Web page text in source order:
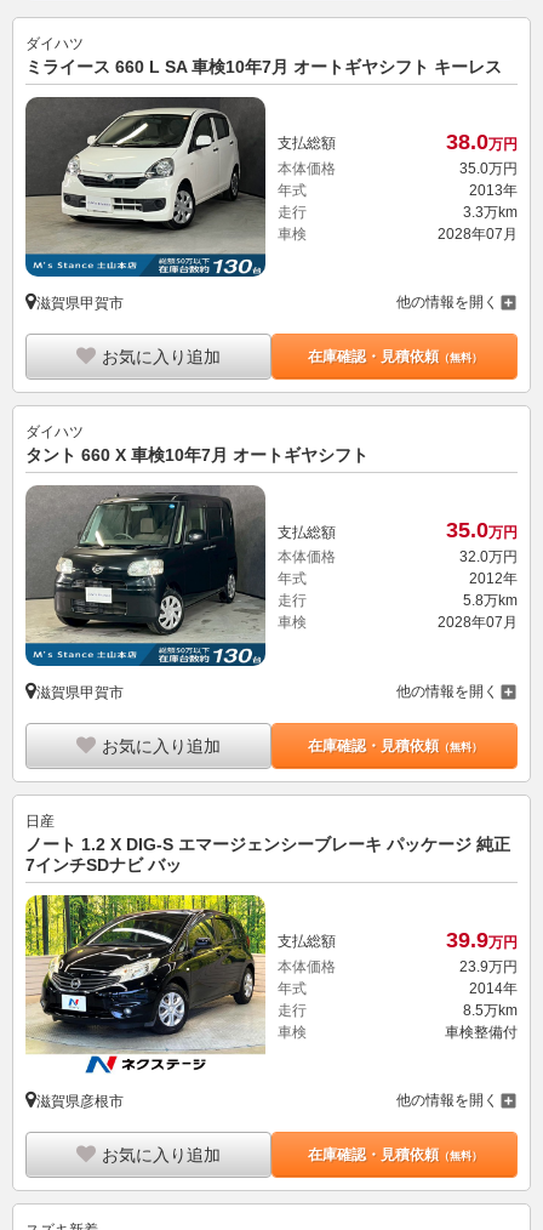
ダイハツ
ミライース 660 L SA 車検10年7月 オートギヤシフト キーレス
支払総額 38.0万円
本体価格
35. 0万円
年式
2013年
走行
3.3万km
車検
2028年07月
滋賀県甲賀市 他の情報を開く
お気に入り追加 在庫確認・見積依頼（無料）
ダイハツ
タント 660 X 車検10年7月 オートギヤシフト
支払総額 35.0万円
本体価格
32.0万円
年式
2012年
走行
5.8万km
車検
2028年07月
滋賀県甲賀市 他の情報を開く
お気に入り追加 在庫確認・見積依頼（無料）
日産
ノート 1.2 X DIG-S エマージェンシーブレーキ パッケージ 純正
7インチSDナビ バッ
支払総額 39.9万円
本体価格
23. 9万円
年式
2014年
走行
8.5万km
車検
車検整備付
滋賀県彦根市 他の情報を開く
お気に入り追加 在庫確認・見積依頼（無料）